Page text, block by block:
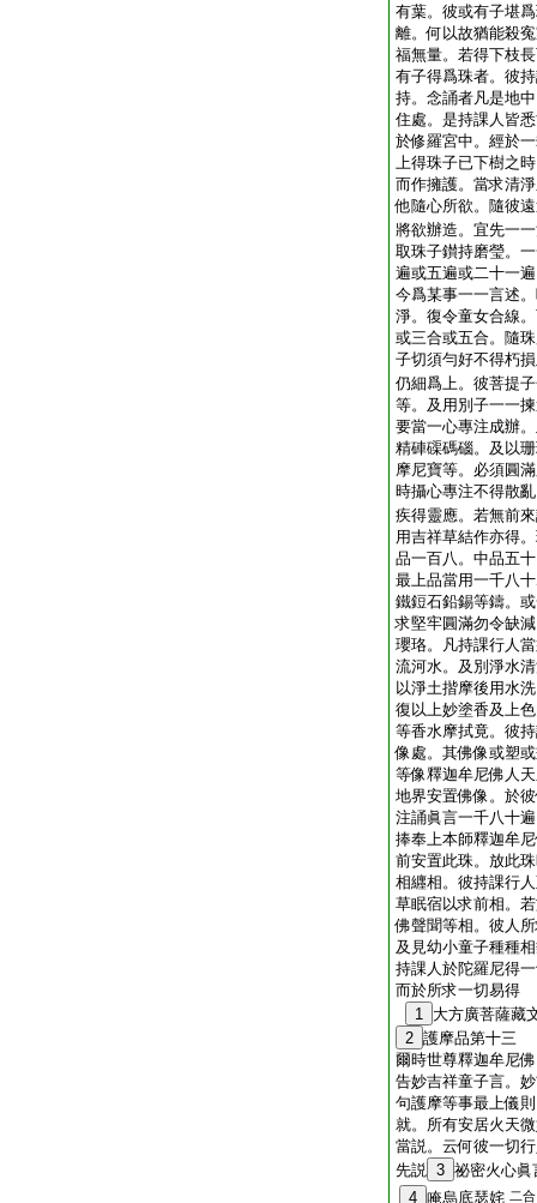
有葉。彼或有子堪
離。何以故猶能殺
福無量。若得下枝
有子得爲珠者。彼
持。念誦者凡是地
住處。是持課人皆
於修羅宮中。經於
上得珠子已下樹之
而作擁護。當求清
他隨心所欲。隨彼
將欲辦造。宜先一
取珠子鑚持磨瑩。
遍或五遍或二十一
今爲某事一一言述
淨。復令童女合線
或三合或五合。隨
子切須勻好不得朽
仍細爲上。彼菩提
等。及用別子一一
要當一心專注成辦
精硨磲碼碯。及以
摩尼寶等。必須圓
時攝心專注不得散
疾得靈應。若無前
用吉祥草結作亦得
品一百八。中品五
最上品當用一千八
鐵鋀石鉛錫等鑄。
求堅牢圓滿勿令缺
瓔珞。凡持課行人
流河水。及別淨水
以淨土揩摩後用水
復以上妙塗香及上
等香水摩拭竟。彼
像處。其佛像或塑
等像釋迦牟尼佛人
地界安置佛像。於
注誦眞言一千八十
捧奉上本師釋迦牟
前安置此珠。放此
相纒相。彼持課行
草眠宿以求前相。
佛聲聞等相。彼人
及見幼小童子種種
持課人於陀羅尼得
而於所求一切易得
1 大方廣菩薩藏
2 護摩品第十三
爾時世尊釋迦牟尼
告妙吉祥童子言。
句護摩等事最上儀
就。所有安居火天
當説。云何彼一切
先説 3 祕密火心眞
4 唵烏底瑟姹 二合